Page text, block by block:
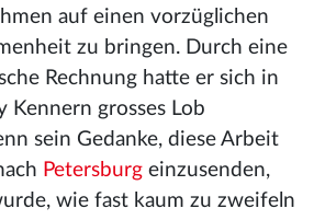
auf einen vorzüglichen
zu bringen. Durch eine
Rechnung hatte er sich in
Kennern grosses Lob
sein Gedanke, diese Arbeit
Petersburg einzusenden,
wie fast kaum zu zweifeln